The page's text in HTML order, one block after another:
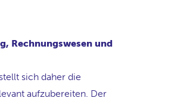
Rechnungswesen und
sich daher die
aufzubereiten. Der